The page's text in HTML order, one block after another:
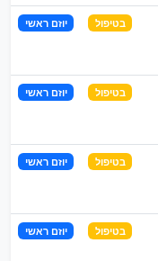
בטיפול יוזם ראשי
בטיפול יוזם ראשי
בטיפול יוזם ראשי
בטיפול יוזם ראשי